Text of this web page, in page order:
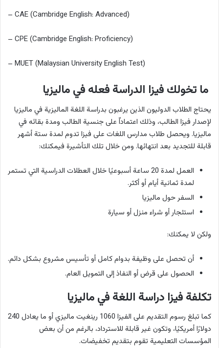
– CAE (Cambridge English: Advanced)
– CPE (Cambridge English: Proficiency)
– MUET (Malaysian University English Test)
ما تخولك فيزا الدراسة فعله في ماليزيا
يحتاج الطلاب الدوليون الذين يرغبون بدراسة اللغة الماليزية في ماليزيا
لإصدار فيزا الطالب، وذلك اعتماداّ على جنسية الطالب ومدة بقائه في
ماليزيا. ويحصل طلاب مدارس اللغات على فيزا تدوم لمدة ستة أشهر
قابلة للتجديد بعد انتهائها. ومن خلال تلك التأشيرة فيمكنك:
العمل لمدة 20 ساعة أسبوعيًا خلال العطلات الدراسية التي تستمر
لمدة ثمانية أيام أو أكثر.
السفر حول ماليزيا
استئجار أو شراء منزل أو سيارة
ولكن لا يمكنك:
أن تحصل على وظيفة بدوام كامل أو تأسيس مشروع بشكل دائم.
الحصول على قرض أو النفاذ إلى التمويل العام.
تكلفة فيزا دراسة اللغة في ماليزيا
كما تبلغ رسوم التقديم على الفيزا 1060 رينغيت ماليزي أو ما يعادل 240
دولارًا أمريكيًا، وتكون غير قابلة للاسترداد، بالرغم من أن بعض
المؤسسات التعليمية تقوم بتقديم تخفيضات.